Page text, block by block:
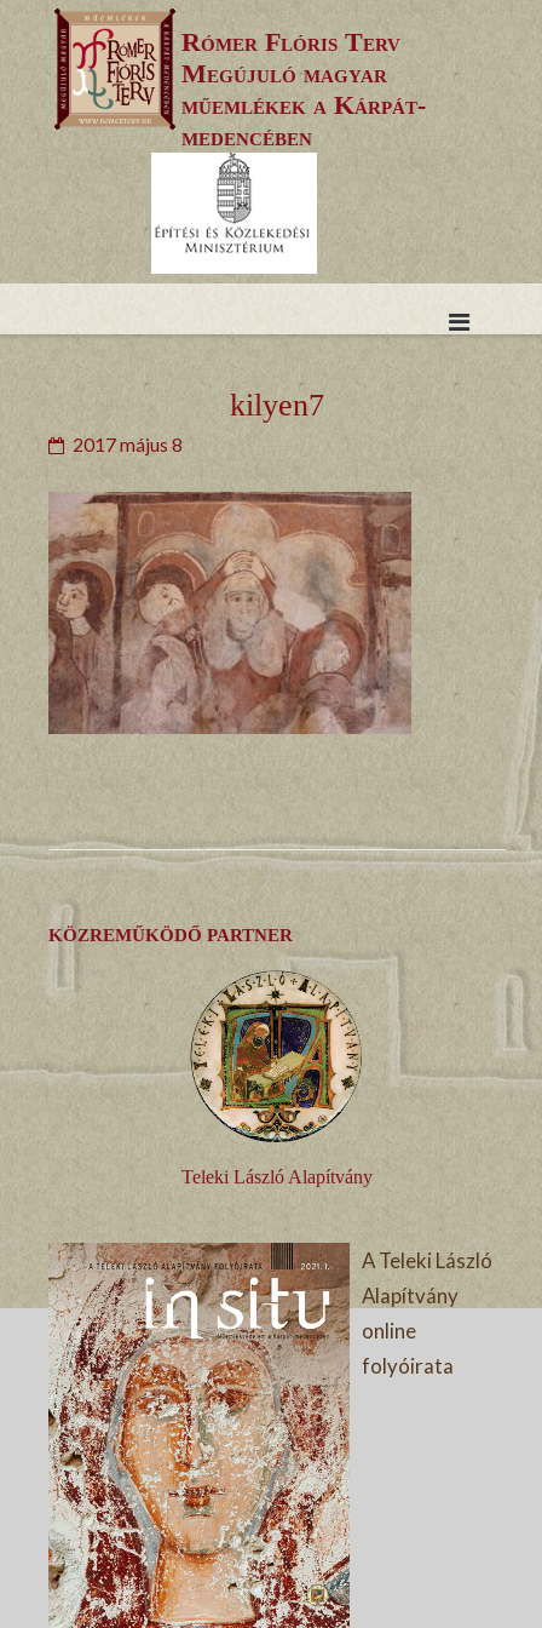
to
content
Rómer Flóris Terv
Megújuló magyar
műemlékek a Kárpát-
medencében
kilyen7
2017 május 8
KÖZREMŰKÖDŐ PARTNER
Teleki László Alapítvány
A Teleki László
Alapítvány
online
folyóirata